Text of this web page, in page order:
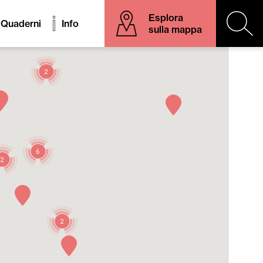
Quaderni Info
Esplora
sulla mappa
2
2
6
2